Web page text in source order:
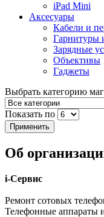
iPad Mini
Аксесуары
Кабели и
Гарнитуры
Зарядные
Объективы
Гаджеты
Выбрать категорию
Показать по
Об
i-Сервис
Ремонт сотовых
Телефонные аппараты